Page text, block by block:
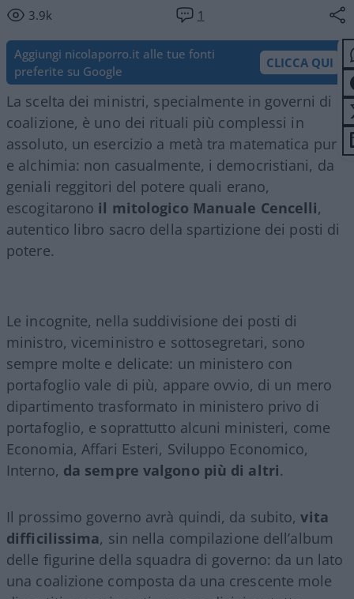
3.9k 1
Aggiungi nicolaporro.it alle tue fonti
preferite su Google
CLICCA QUI
La scelta dei ministri, specialmente in governi di
coalizione, è uno dei rituali più complessi in
assoluto, un esercizio a metà tra matematica pura
e alchimia: non casualmente, i democristiani, da
geniali reggitori del potere quali erano,
escogitarono il mitologico Manuale Cencelli,
autentico libro sacro della spartizione dei posti di
potere.
Le incognite, nella suddivisione dei posti di
ministro, viceministro e sottosegretari, sono
sempre molte e delicate: un ministero con
portafoglio vale di più, appare ovvio, di un mero
dipartimento trasformato in ministero privo di
portafoglio, e soprattutto alcuni ministeri, come
Economia, Affari Esteri, Sviluppo Economico,
Interno, da sempre valgono più di altri.
Il prossimo governo avrà quindi, da subito,vita
difficilissima, sin nella compilazione dell’album
delle figurine della squadra di governo: da un lato
una coalizione composta da una crescente mole